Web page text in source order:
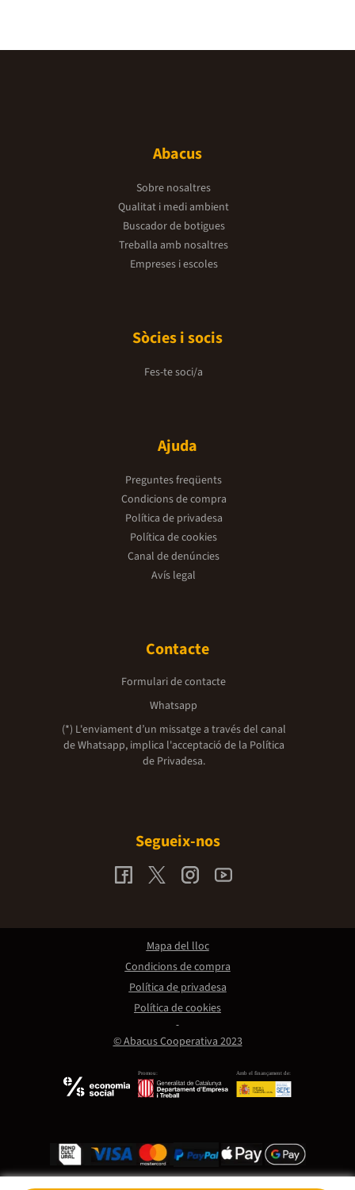
Abacus
Sobre nosaltres
Qualitat i medi ambient
Buscador de botigues
Treballa amb nosaltres
Empreses i escoles
Sòcies i socis
Fes-te soci/a
Ajuda
Preguntes freqüents
Condicions de compra
Política de privadesa
Política de cookies
Canal de denúncies
Avís legal
Contacte
Formulari de contacte
Whatsapp
(*) L'enviament d’un missatge a través del canal
de Whatsapp, implica l'acceptació de la Política
de Privadesa.
Segueix-nos
Promou: Amb el finançament de:
© Abacus Cooperativa 2023
Mapa del lloc
Condicions de compra
Política de privadesa
Política de cookies